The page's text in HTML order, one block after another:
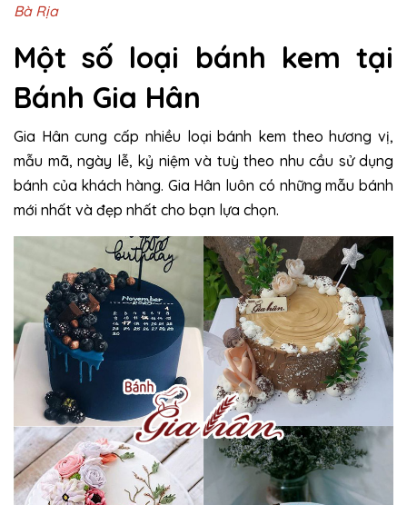
Bà Rịa
Một số loại bánh kem tại
Bánh Gia Hân
Gia Hân cung cấp nhiều loại bánh kem theo hương vị,
mẫu mã, ngày lễ, kỷ niệm và tuỳ theo nhu cầu sử dụng
bánh của khách hàng. Gia Hân luôn có những mẫu bánh
mới nhất và đẹp nhất cho bạn lựa chọn.